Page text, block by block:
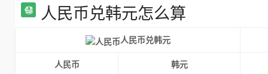
人民币兑韩元怎么算
人民币兑韩元
人民币
韩元